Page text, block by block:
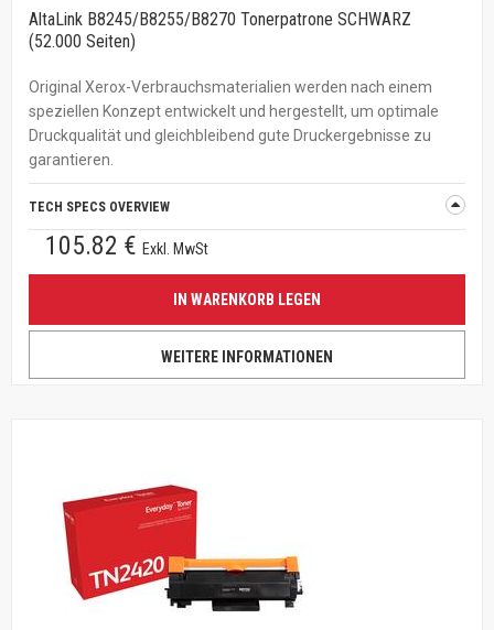
AltaLink B8245/B8255/B8270 Tonerpatrone SCHWARZ
(52.000 Seiten)
Original Xerox-Verbrauchsmaterialien werden nach einem
speziellen Konzept entwickelt und hergestellt, um optimale
Druckqualität und gleichbleibend gute Druckergebnisse zu
garantieren.
TECH SPECS OVERVIEW
105.82 € Exkl. MwSt
IN WARENKORB LEGEN
WEITERE INFORMATIONEN